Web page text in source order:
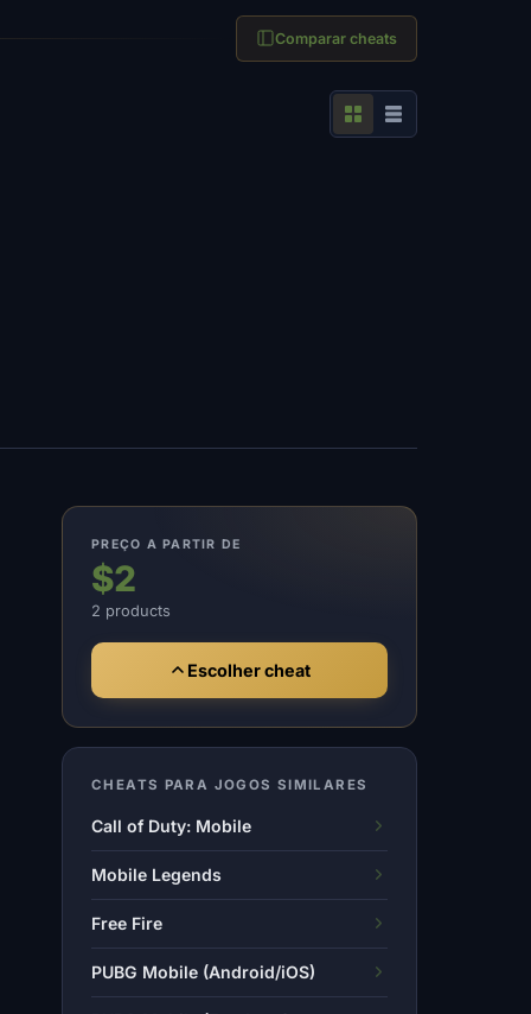
Comparar cheats
PREÇO A PARTIR DE
$2
2 products
Escolher cheat
CHEATS PARA JOGOS SIMILARES
Call of Duty: Mobile
Mobile Legends
Free Fire
PUBG Mobile (Android/iOS)